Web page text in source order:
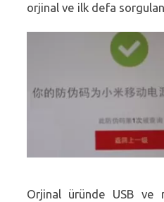
orjinal ve ilk defa
Orjinal üründe USB ve